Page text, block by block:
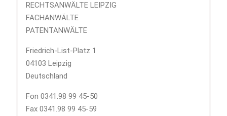
RECHTSANWÄLTE LEIPZIG
FACHANWÄLTE
PATENTANWÄLTE
Friedrich-List-Platz 1
04103 Leipzig
Deutschland
Fon 0341.98 99 45-50
Fax 0341.98 99 45-59